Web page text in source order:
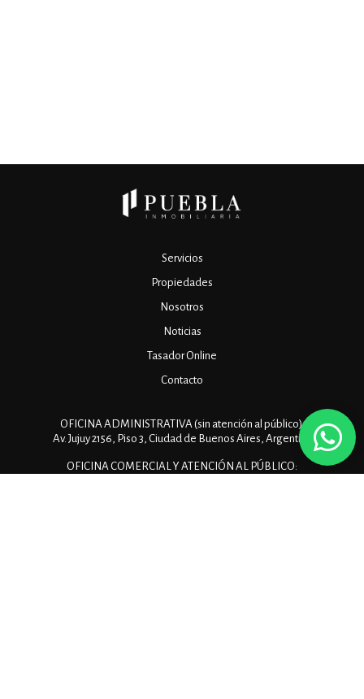
Servicios
Propiedades
Nosotros
Noticias
Tasador Online
Contacto
OFICINA ADMINISTRATIVA (sin atención al público):
Av. Jujuy 2156, Piso 3, Ciudad de Buenos Aires, Argentina
OFICINA COMERCIAL Y ATENCIÓN AL PÚBLICO: